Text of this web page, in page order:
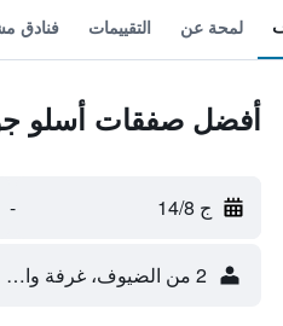
لمحة عن التقييمات فنادق
أفضل صفقات أسلو
ج 14/8 -
2 من الضيوف، غرفة واحدة